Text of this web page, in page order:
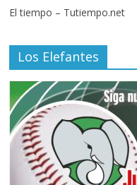
El tiempo – Tutiempo.net
Los Elefantes